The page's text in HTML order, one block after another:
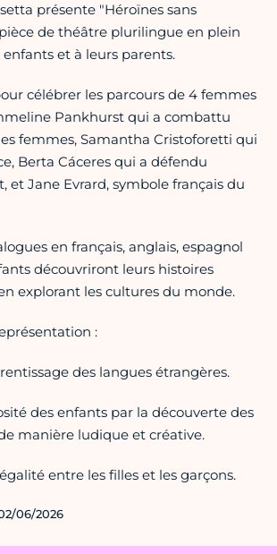
présente "Héroïnes sans
de théâtre plurilingue en plein
et à leurs parents.
célébrer les parcours de 4 femmes
Pankhurst qui a combattu
femmes, Samantha Cristoforetti qui
Berta Cáceres qui a défendu
et Jane Evrard, symbole français du
en français, anglais, espagnol
découvriront leurs histoires
explorant les cultures du monde.
:
des langues étrangères.
des enfants par la découverte des
manière ludique et créative.
entre les filles et les garçons.
06/2026